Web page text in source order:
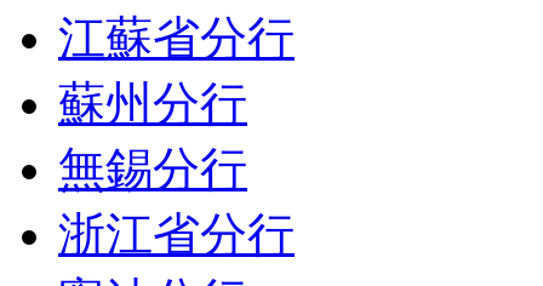
江蘇省分行
蘇州分行
無錫分行
浙江省分行